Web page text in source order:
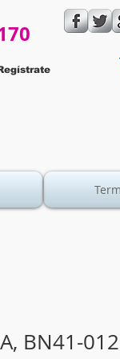
BN41-